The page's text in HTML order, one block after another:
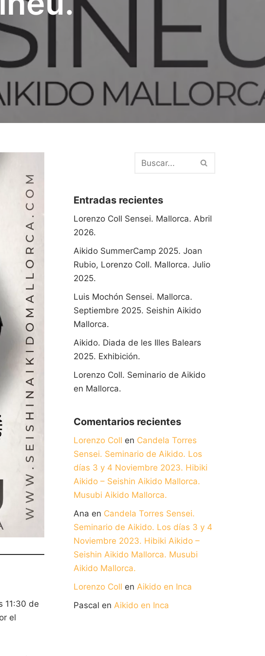
11:30 de
el
Entradas recientes
Lorenzo Coll Sensei. Mallorca. Abril
2026.
Aikido SummerCamp 2025. Joan
Rubio, Lorenzo Coll. Mallorca. Julio
2025.
Luis Mochón Sensei. Mallorca.
Septiembre 2025. Seishin Aikido
Mallorca.
Aikido. Diada de les Illes Balears
2025. Exhibición.
Lorenzo Coll. Seminario de Aikido
en Mallorca.
Comentarios recientes
Lorenzo Coll en Candela Torres
Sensei. Seminario de Aikido. Los
días 3 y 4 Noviembre 2023. Hibiki
Aikido – Seishin Aikido Mallorca.
Musubi Aikido Mallorca.
Ana en Candela Torres Sensei.
Seminario de Aikido. Los días 3 y 4
Noviembre 2023. Hibiki Aikido –
Seishin Aikido Mallorca. Musubi
Aikido Mallorca.
Lorenzo Coll en Aikido en Inca
Pascal en Aikido en Inca